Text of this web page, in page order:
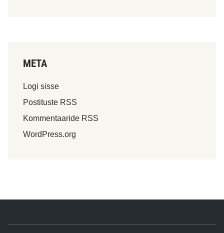
META
Logi sisse
Postituste RSS
Kommentaaride RSS
WordPress.org